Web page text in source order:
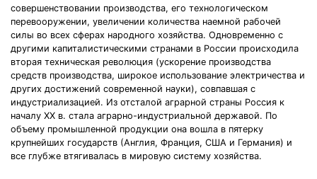
совершенствовании производства, его технологическом
перевооружении, увеличении количества наемной рабочей
силы во всех сферах народного хозяйства. Одновременно с
другими капиталистическими странами в России происходила
вторая техническая революция (ускорение производства
средств производства, широкое использование электричества и
других достижений современной науки), совпавшая с
индустриализацией. Из отсталой аграрной страны Россия к
началу XX в. стала аграрно-индустриальной державой. По
объему промышленной продукции она вошла в пятерку
крупнейших государств (Англия, Франция, США и Германия) и
все глубже втягивалась в мировую систему хозяйства.